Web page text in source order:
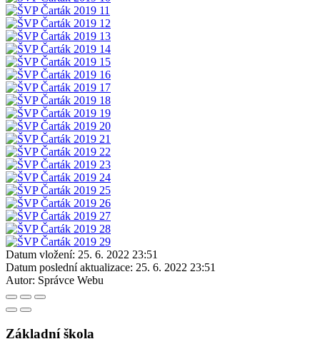
Datum vložení: 25. 6. 2022 23:51
Datum poslední aktualizace: 25. 6. 2022 23:51
Autor: Správce Webu
Základní škola